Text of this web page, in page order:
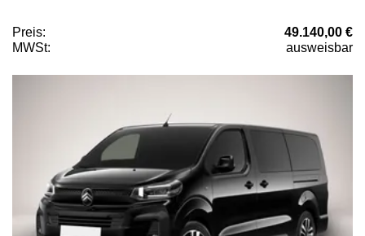
Preis:
49.140,00 €
MWSt:
ausweisbar